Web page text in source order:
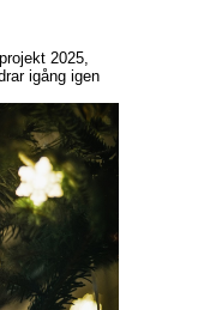
2025,
igång igen